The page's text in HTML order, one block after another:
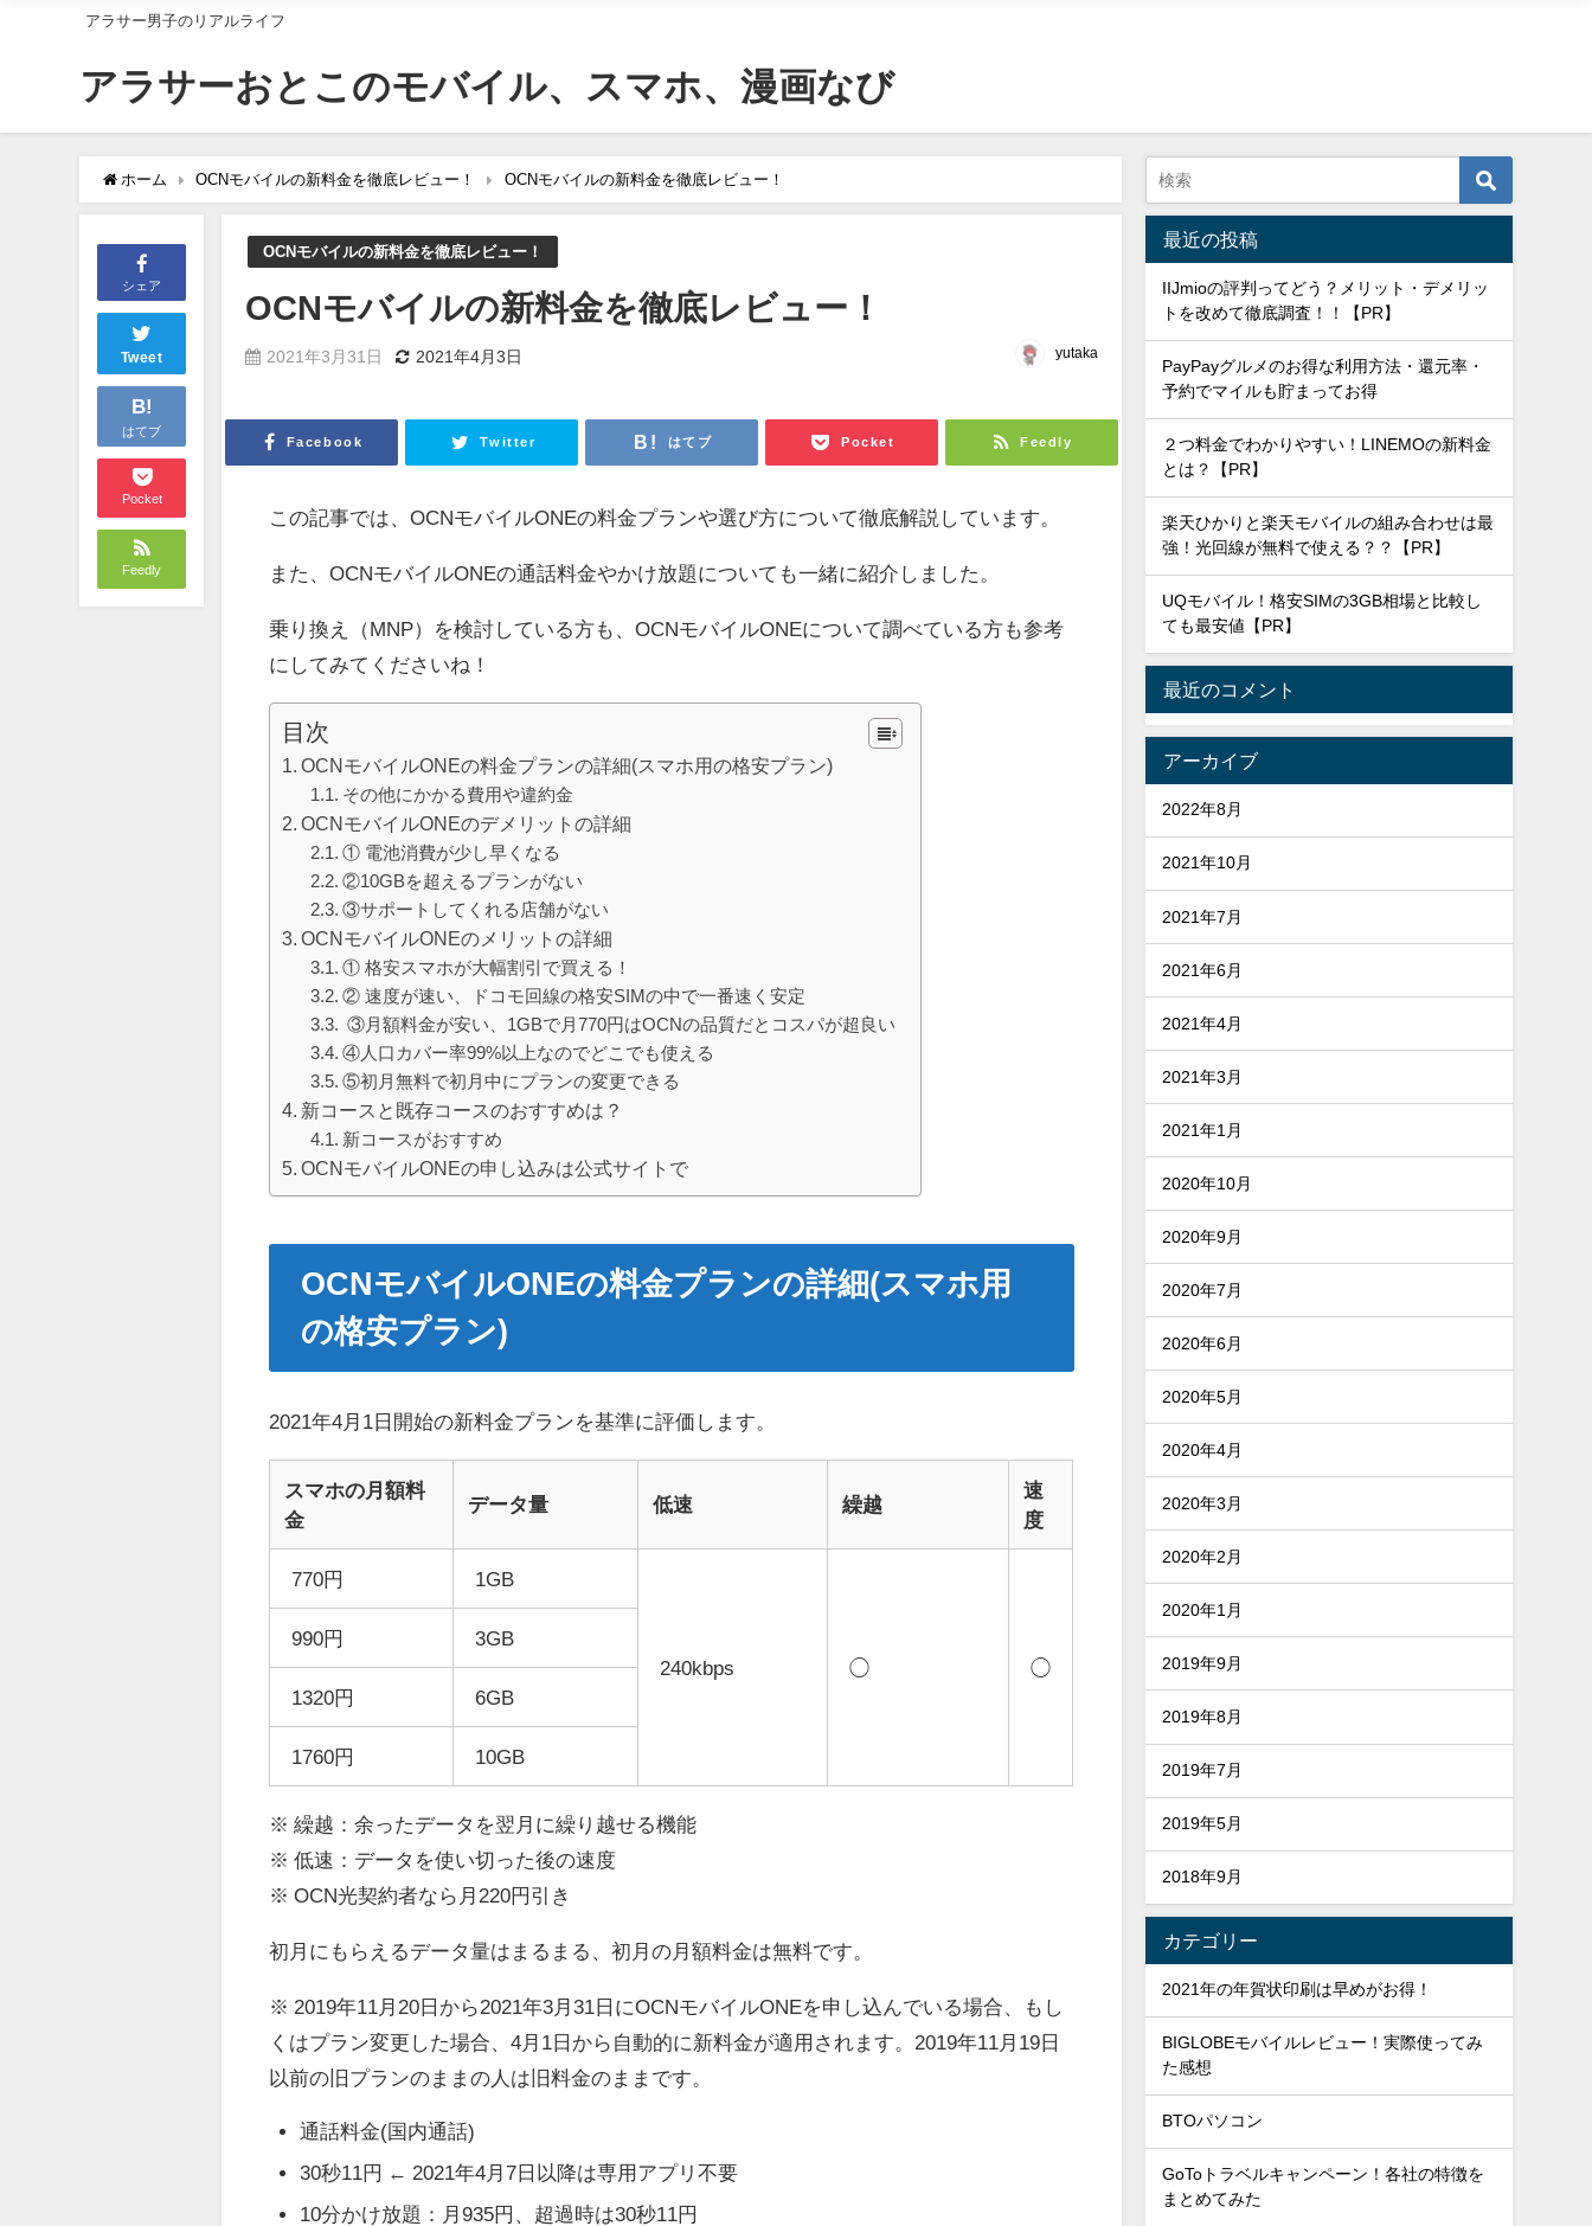
アラサー男子のリアルライフ
アラサーおとこのモバイル、スマホ、漫画なび
ホーム OCNモバイルの新料金を徹底レビュー！ OCNモバイルの新料金を徹底レビュー！
シェア
Tweet
B!
はてブ
Pocket
Feedly
OCNモバイルの新料金を徹底レビュー！
OCNモバイルの新料金を徹底レビュー！
2021年3月31日 2021年4月3日 yutaka
Facebook Twitter はてブ Pocket Feedly
この記事では、OCNモバイルONEの料金プランや選び方について徹底解説しています。
また、OCNモバイルONEの通話料金やかけ放題についても一緒に紹介しました。
乗り換え（MNP）を検討している方も、OCNモバイルONEについて調べている方も参考
にしてみてくださいね！
目次
OCNモバイルONEの料金プランの詳細(スマホ用の格安プラン)
その他にかかる費用や違約金
OCNモバイルONEのデメリットの詳細
① 電池消費が少し早くなる
②10GBを超えるプランがない
③サポートしてくれる店舗がない
OCNモバイルONEのメリットの詳細
① 格安スマホが大幅割引で買える！
② 速度が速い、ドコモ回線の格安SIMの中で一番速く安定
③月額料金が安い、1GBで月770円はOCNの品質だとコスパが超良い
④人口カバー率99%以上なのでどこでも使える
⑤初月無料で初月中にプランの変更できる
新コースと既存コースのおすすめは？
新コースがおすすめ
OCNモバイルONEの申し込みは公式サイトで
OCNモバイルONEの料金プランの詳細(スマホ用
の格安プラン)
2021年4月1日開始の新料金プランを基準に評価します。
スマホの月額料
金
データ量 低速 繰越
速
度
770円 1GB
240kbps ◯ ◯
990円 3GB
1320円 6GB
1760円 10GB
※ 繰越：余ったデータを翌月に繰り越せる機能
※ 低速：データを使い切った後の速度
※ OCN光契約者なら月220円引き
初月にもらえるデータ量はまるまる、初月の月額料金は無料です。
※ 2019年11月20日から2021年3月31日にOCNモバイルONEを申し込んでいる場合、もし
くはプラン変更した場合、4月1日から自動的に新料金が適用されます。2019年11月19日
以前の旧プランのままの人は旧料金のままです。
通話料金(国内通話)
30秒11円 ← 2021年4月7日以降は専用アプリ不要
10分かけ放題：月935円、超過時は30秒11円
最近の投稿
IIJmioの評判ってどう？メリット・デメリッ
トを改めて徹底調査！！【PR】
PayPayグルメのお得な利用方法・還元率・
予約でマイルも貯まってお得
２つ料金でわかりやすい！LINEMOの新料金
とは？【PR】
楽天ひかりと楽天モバイルの組み合わせは最
強！光回線が無料で使える？？【PR】
UQモバイル！格安SIMの3GB相場と比較し
ても最安値【PR】
最近のコメント
アーカイブ
2022年8月
2021年10月
2021年7月
2021年6月
2021年4月
2021年3月
2021年1月
2020年10月
2020年9月
2020年7月
2020年6月
2020年5月
2020年4月
2020年3月
2020年2月
2020年1月
2019年9月
2019年8月
2019年7月
2019年5月
2018年9月
カテゴリー
2021年の年賀状印刷は早めがお得！
BIGLOBEモバイルレビュー！実際使ってみ
た感想
BTOパソコン
GoToトラベルキャンペーン！各社の特徴を
まとめてみた